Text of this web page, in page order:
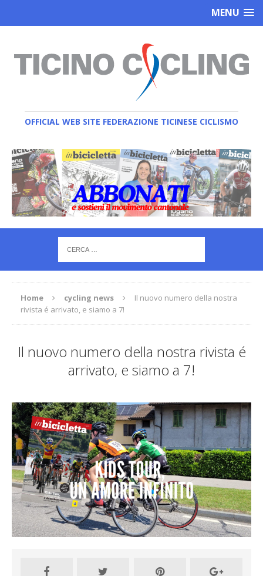
MENU
OFFICIAL WEB SITE FEDERAZIONE TICINESE CICLISMO
Home cycling news
Il nuovo numero della nostra
rivista é arrivato, e siamo a 7!
Il nuovo numero della nostra rivista é
arrivato, e siamo a 7!